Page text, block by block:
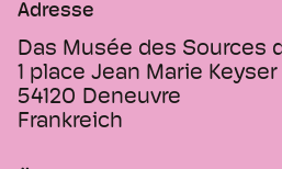
Adresse
Das Musée des Sources
1 place Jean Marie Keyser
54120 Deneuvre
Frankreich